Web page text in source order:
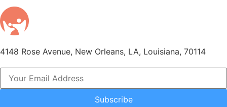
4148 Rose Avenue, New Orleans, LA, Louisiana, 70114
Subscribe